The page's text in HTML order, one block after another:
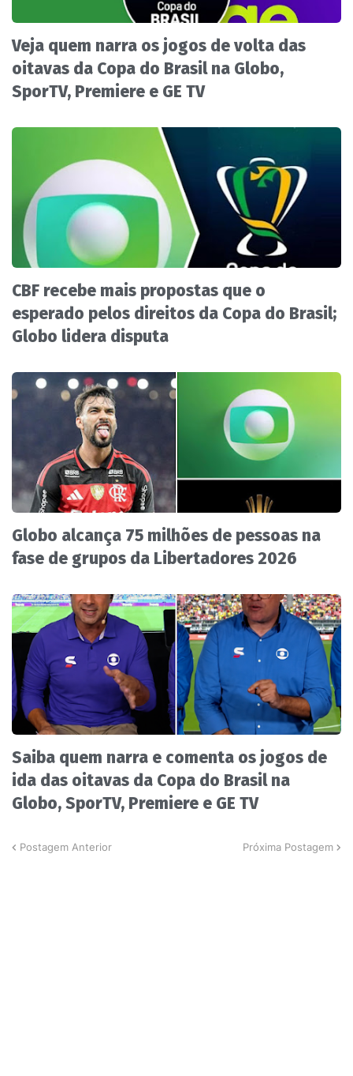
Veja quem narra os jogos de volta das
oitavas da Copa do Brasil na Globo,
SporTV, Premiere e GE TV
CBF recebe mais propostas que o
esperado pelos direitos da Copa do Brasil;
Globo lidera disputa
Globo alcança 75 milhões de pessoas na
fase de grupos da Libertadores 2026
Saiba quem narra e comenta os jogos de
ida das oitavas da Copa do Brasil na
Globo, SporTV, Premiere e GE TV
Postagem Anterior Próxima Postagem